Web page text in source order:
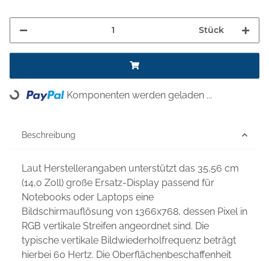
Stück
Loading... Komponenten werden geladen ...
Beschreibung
Laut Herstellerangaben unterstützt das 35,56 cm
(14,0 Zoll) große Ersatz-Display passend für
Notebooks oder Laptops eine
Bildschirmauflösung von 1366x768, dessen Pixel in
RGB vertikale Streifen angeordnet sind. Die
typische vertikale Bildwiederholfrequenz beträgt
hierbei 60 Hertz. Die Oberflächenbeschaffenheit